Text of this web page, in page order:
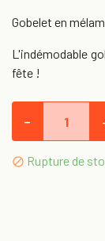
Gobelet en
L'indémodable
fête !
-
 Rupture de